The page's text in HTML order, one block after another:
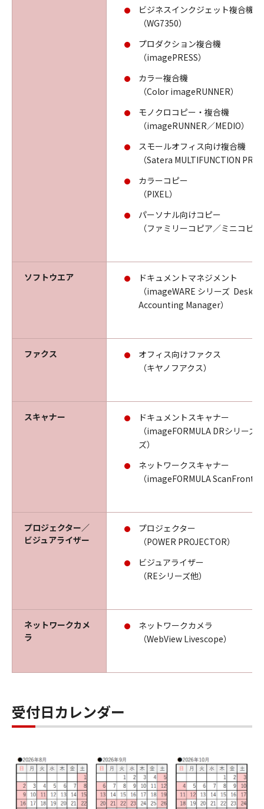
ビジネスインクジェット複合機
（WG7350）
プロダクション複合機
（imagePRESS）
カラー複合機
（Color imageRUNNER）
モノクロコピー・複合機
（imageRUNNER／MEDIO）
スモールオフィス向け複合機
（Satera MULTIFUNCTION
カラーコピー
（PIXEL）
パーソナル向けコピー
（ファミリーコピア／ミニコピ
ソフトウエア
ドキュメントマネジメント
（imageWARE シリーズ
Accounting Manager）
ファクス
オフィス向けファクス
（キヤノフアクス）
スキャナー
ドキュメントスキャナー
（imageFORMULA DRシリーズ
ズ）
ネットワークスキャナー
（imageFORMULA ScanFront
プロジェクター／
ビジュアライザー
プロジェクター
（POWER PROJECTOR）
ビジュアライザー
（REシリーズ他）
ネットワークカメ
ラ
ネットワークカメラ
（WebView Livescope）
受付日カレンダー